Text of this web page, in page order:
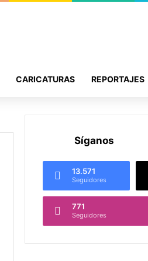
CARICATURAS REPORTAJES
Síganos
13.571
Seguidores
771
Seguidores